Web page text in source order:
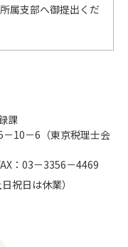
属支部へ御提出くだ
課
10－6（東京税理士会
：03－3356－4469
祝日は休業）